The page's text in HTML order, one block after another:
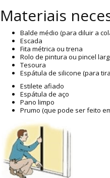
Materiais
Balde médio (para diluir a
Escada
Fita métrica ou trena
Rolo de pintura ou pincel
Tesoura
Espátula de silicone (para
Estilete afiado
Espátula de aço
Pano limpo
Prumo (que pode ser feito